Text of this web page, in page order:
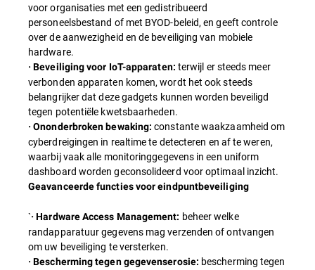
voor organisaties met een gedistribueerd
personeelsbestand of met BYOD-beleid, en geeft controle
over de aanwezigheid en de beveiliging van mobiele
hardware.
· Beveiliging voor IoT-apparaten: terwijl er steeds meer
verbonden apparaten komen, wordt het ook steeds
belangrijker dat deze gadgets kunnen worden beveiligd
tegen potentiële kwetsbaarheden.
· Ononderbroken bewaking: constante waakzaamheid om
cyberdreigingen in realtime te detecteren en af te weren,
waarbij vaak alle monitoringgegevens in een uniform
dashboard worden geconsolideerd voor optimaal inzicht.
Geavanceerde functies voor eindpuntbeveiliging
`· Hardware Access Management: beheer welke
randapparatuur gegevens mag verzenden of ontvangen
om uw beveiliging te versterken.
· Bescherming tegen gegevenserosie: bescherming tegen